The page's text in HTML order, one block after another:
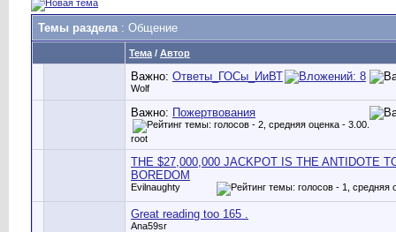
Темы раздела: Общение
Тема / Автор
Важно: Ответы_ГОСы_ИиВТ
Wolf
Важно: Пожертвования
root
THE $27,000,000 JACKPOT IS THE ANTIDOTE
BOREDOM
Evilnaughty
Great reading too 165 .
Ana59sr